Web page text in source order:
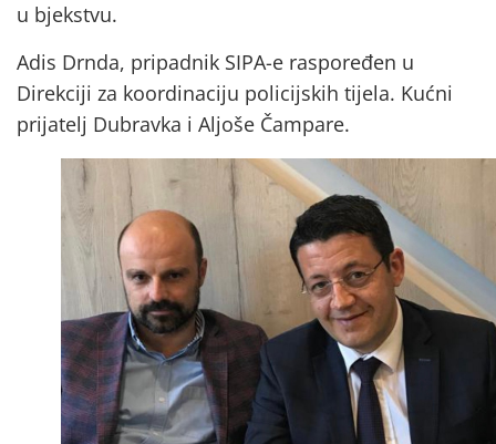
u bjekstvu.
Adis Drnda, pripadnik SIPA-e raspoređen u
Direkciji za koordinaciju policijskih tijela. Kućni
prijatelj Dubravka i Aljoše Čampare.